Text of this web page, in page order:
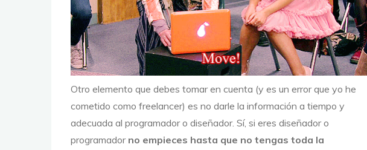
Otro elemento que debes tomar en cuenta (y es un error que yo he
cometido como freelancer) es no darle la información a tiempo y
adecuada al programador o diseñador. Sí, si eres diseñador o
programador no empieces hasta que no tengas toda la